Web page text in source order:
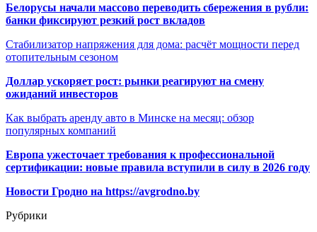
Белорусы начали массово переводить сбережения в рубли:
банки фиксируют резкий рост вкладов
Стабилизатор напряжения для дома: расчёт мощности перед
отопительным сезоном
Доллар ускоряет рост: рынки реагируют на смену
ожиданий инвесторов
Как выбрать аренду авто в Минске на месяц: обзор
популярных компаний
Европа ужесточает требования к профессиональной
сертификации: новые правила вступили в силу в 2026 году
Новости Гродно на https://avgrodno.by
Рубрики